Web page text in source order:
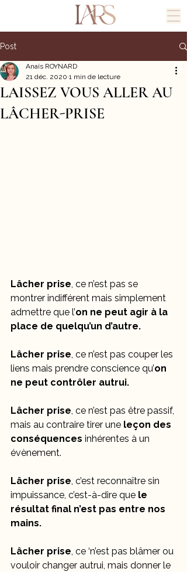
Post
LAISSEZ VOUS ALLER AU
LÂCHER-PRISE
Anaïs ROYNARD
21 déc. 2020 1 min de lecture
Lâcher prise, ce n’est pas se
montrer indifférent mais simplement
admettre que l’on ne peut agir à la
place de quelqu’un d’autre.
Lâcher prise, ce n’est pas couper les
liens mais prendre conscience qu’on
ne peut contrôler autrui.
Lâcher prise, ce n’est pas être passif,
mais au contraire tirer une leçon des
conséquences inhérentes à un
évènement.
Lâcher prise, c’est reconnaître sin
impuissance, c’est-à-dire que le
résultat final n’est pas entre nos
mains.
Lâcher prise, ce ‘n’est pas blâmer ou
vouloir changer autrui, mais donner le